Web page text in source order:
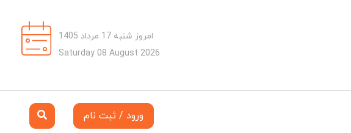
امروز شنبه 17 مرداد 1405
Saturday 08 August 2026
ورود / ثبت نام